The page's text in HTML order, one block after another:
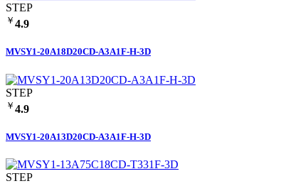
STEP
￥ 4.9
MVSY1-20A18D20CD-A3A1F-H-3D
STEP
￥ 4.9
MVSY1-20A13D20CD-A3A1F-H-3D
STEP